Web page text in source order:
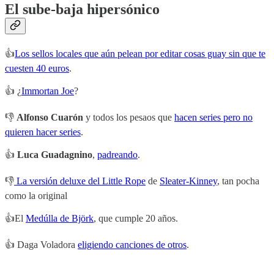
El sube-baja hipersónico
👍Los sellos locales que aún pelean por editar cosas guay sin que te
cuesten 40 euros.
👍 ¿Immortan Joe?
👎 Alfonso Cuarón y todos los pesaos que hacen series pero no
quieren hacer series.
👍 Luca Guadagnino, padreando.
👎 La versión deluxe del Little Rope de Sleater-Kinney, tan pocha
como la original
👍El Medúlla de Björk, que cumple 20 años.
👍 Daga Voladora eligiendo canciones de otros.